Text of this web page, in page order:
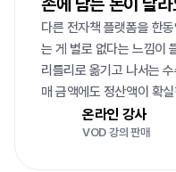
손에 남는 돈이 달라
다른 전자책 플랫폼을 한
는 게 별로 없다는 느낌이
리틀리로 옮기고 나서는
매 금액에도 정산액이 확
온라인 강사
VOD 강의 판매